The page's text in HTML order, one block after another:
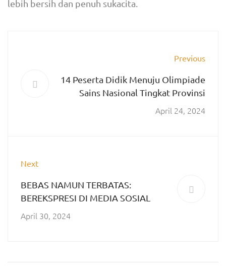
lebih bersih dan penuh sukacita.
Previous
14 Peserta Didik Menuju Olimpiade
Sains Nasional Tingkat Provinsi
April 24, 2024
Next
BEBAS NAMUN TERBATAS:
BEREKSPRESI DI MEDIA SOSIAL
April 30, 2024